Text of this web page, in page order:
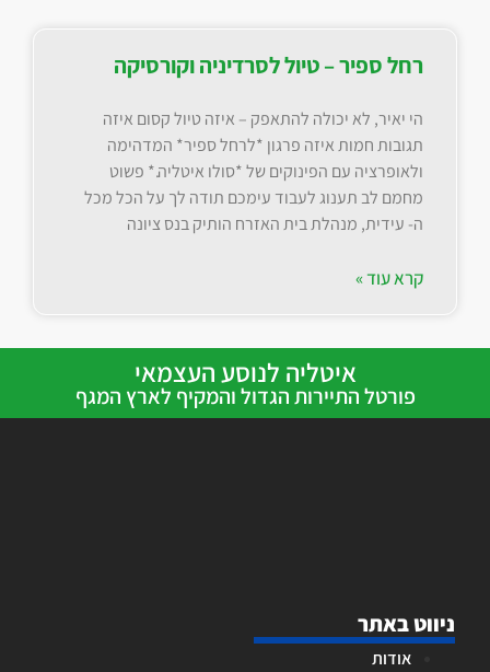
רחל ספיר – טיול לסרדיניה וקורסיקה
הי יאיר, לא יכולה להתאפק – איזה טיול קסום איזה
תגובות חמות איזה פרגון *לרחל ספיר* המדהימה
ולאופרציה עם הפינוקים של *סולו איטליה.* פשוט
מחמם לב תענוג לעבוד עימכם תודה לך על הכל מכל
ה- עידית, מנהלת בית האזרח הותיק בנס ציונה
קרא עוד »
איטליה לנוסע העצמאי
פורטל התיירות הגדול והמקיף לארץ המגף
ניווט באתר
אודות